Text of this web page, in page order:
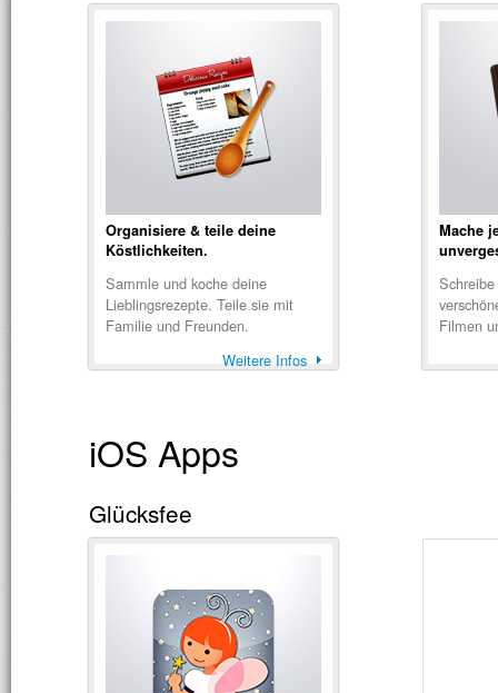
Organisiere & teile deine
Köstlichkeiten.
Sammle und koche deine
Lieblingsrezepte. Teile sie mit
Familie und Freunden.
Weitere Infos
Mache
Filmen
iOS Apps
Glücksfee